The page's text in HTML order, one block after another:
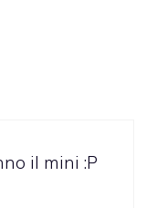
il mini :P